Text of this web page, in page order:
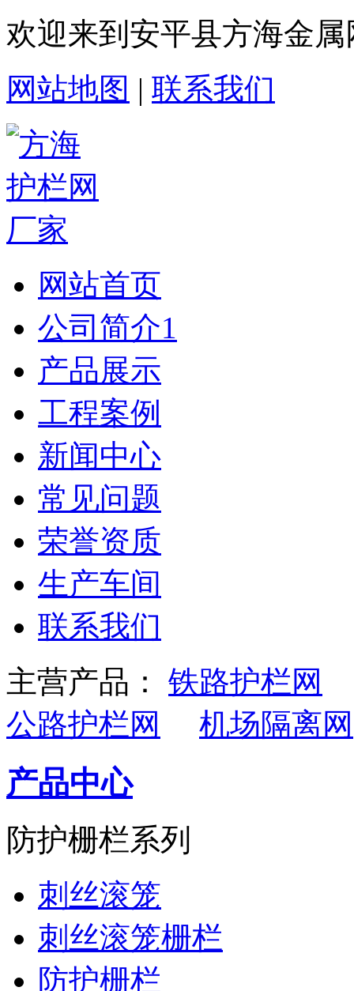
欢迎来到安平县方海金
网站地图 | 联系我们
网站首页
公司简介1
产品展示
工程案例
新闻中心
常见问题
荣誉资质
生产车间
联系我们
主营产品： 铁路护栏网
公路护栏网
机场隔离网
产品中心
防护栅栏系列
刺丝滚笼
刺丝滚笼栅栏
防护栅栏